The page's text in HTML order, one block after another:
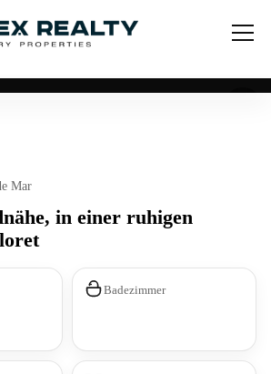
Mar
in einer ruhigen
Badezimmer